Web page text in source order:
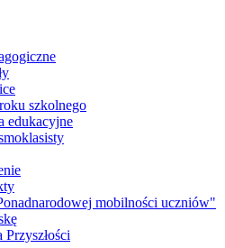
szkolnego
edukacyjne
mobilności uczniów"